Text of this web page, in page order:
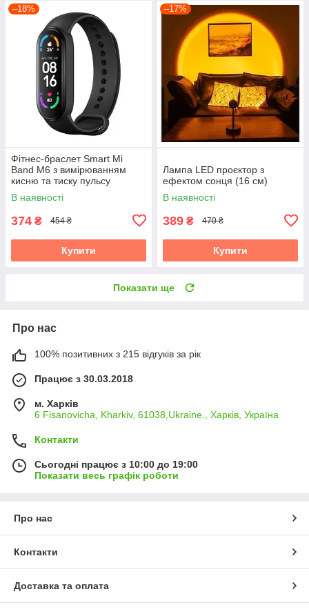
–18%
Фітнес-браслет Smart Mi
Band M6 з вимірюванням
кисню та тиску пульсу
В наявності
374 ₴ 454 ₴
Купити
–17%
Лампа LED проєктор з
ефектом сонця (16 см)
В наявності
389 ₴ 470 ₴
Купити
Показати ще
Про нас
100% позитивних з 215 відгуків за рік
Працює з 30.03.2018
м. Харків
6 Fisanovicha, Kharkiv, 61038,Ukraine., Харків, Україна
Контакти
Сьогодні працює з 10:00 до 19:00
Показати весь графік роботи
Про нас
Контакти
Доставка та оплата